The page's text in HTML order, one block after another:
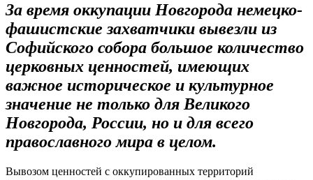
За время оккупации Новгорода немецко-
фашистские захватчики вывезли из
Софийского собора большое количество
церковных ценностей, имеющих
важное историческое и культурное
значение не только для Великого
Новгорода, России, но и для всего
православного мира в целом.
Вывозом ценностей с оккупированных территорий